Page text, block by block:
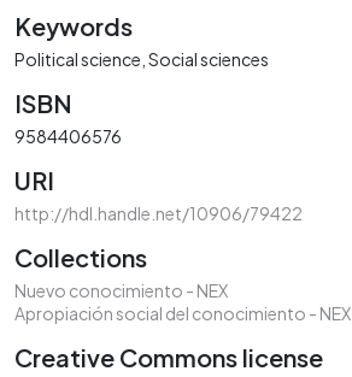
Keywords
Political science Social sciences
ISBN
9584406576
URI
http://hdl.handle.net/10906/79422
Collections
Nuevo conocimiento - NEX
Apropiación social del conocimiento - NEX
Creative Commons license